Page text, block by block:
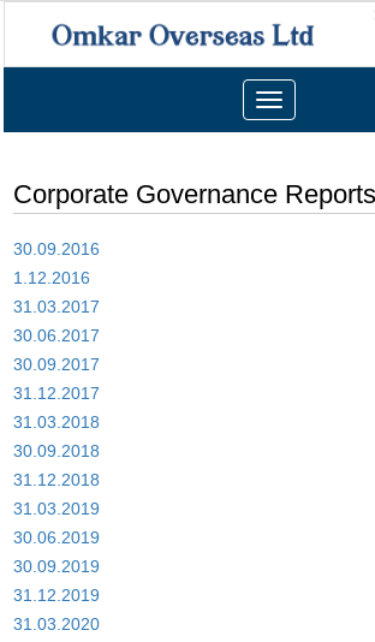
Toggle
navigation
Corporate Governance Reports
30.09.2016
1.12.2016
31.03.2017
30.06.2017
30.09.2017
31.12.2017
31.03.2018
30.09.2018
31.12.2018
31.03.2019
30.06.2019
30.09.2019
31.12.2019
31.03.2020